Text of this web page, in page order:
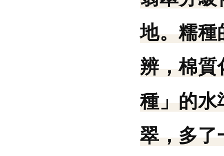
地。糯種
辨，棉質
種」的水
翠，多了